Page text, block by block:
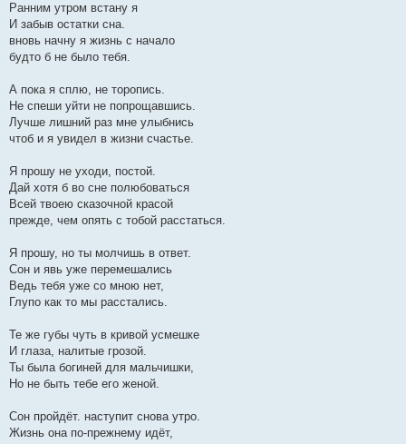
Ранним утром встану я
И забыв остатки сна.
вновь начну я жизнь с начало
будто б не было тебя.
А пока я сплю, не торопись.
Не спеши уйти не попрощавшись.
Лучше лишний раз мне улыбнись
чтоб и я увидел в жизни счастье.
Я прошу не уходи, постой.
Дай хотя б во сне полюбоваться
Всей твоею сказочной красой
прежде, чем опять с тобой расстаться.
Я прошу, но ты молчишь в ответ.
Сон и явь уже перемешались
Ведь тебя уже со мною нет,
Глупо как то мы расстались.
Те же губы чуть в кривой усмешке
И глаза, налитые грозой.
Ты была богиней для мальчишки,
Но не быть тебе его женой.
Сон пройдёт. наступит снова утро.
Жизнь она по-прежнему идёт,